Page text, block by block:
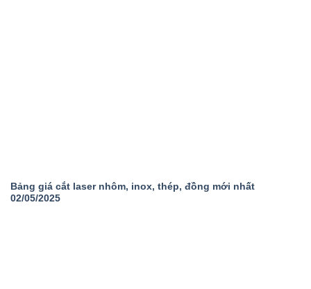
Bảng giá cắt laser nhôm, inox, thép, đồng mới nhất
02/05/2025